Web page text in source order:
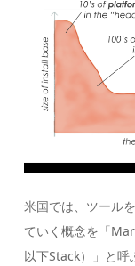
米国では、ツール
ていく概念を「
以下Stack）」と